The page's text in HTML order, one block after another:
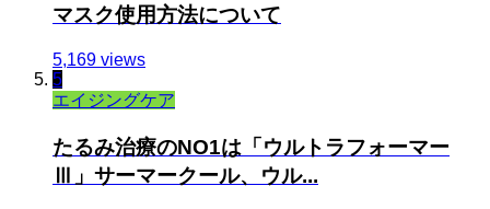
マスク使用方法について
5,169 views
5
エイジングケア
たるみ治療のNO1は「ウルトラフォーマー
Ⅲ」サーマークール、ウル...